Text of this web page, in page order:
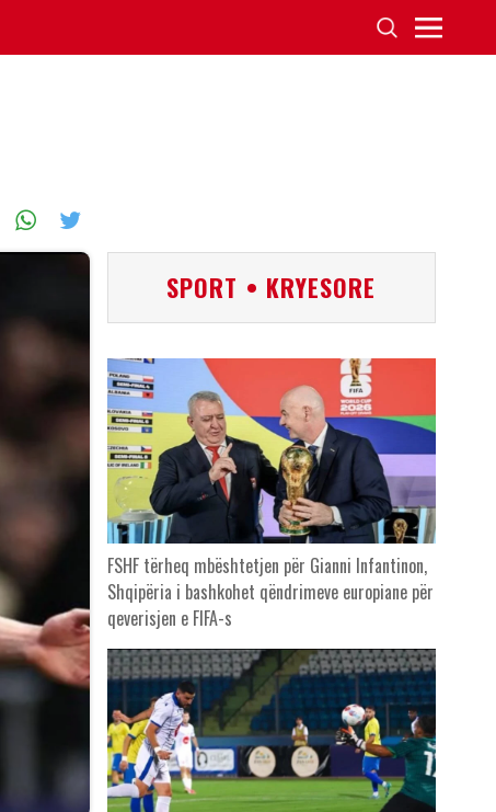
SPORT • KRYESORE
FSHF tërheq mbështetjen për Gianni Infantinon,
Shqipëria i bashkohet qëndrimeve europiane për
qeverisjen e FIFA-s